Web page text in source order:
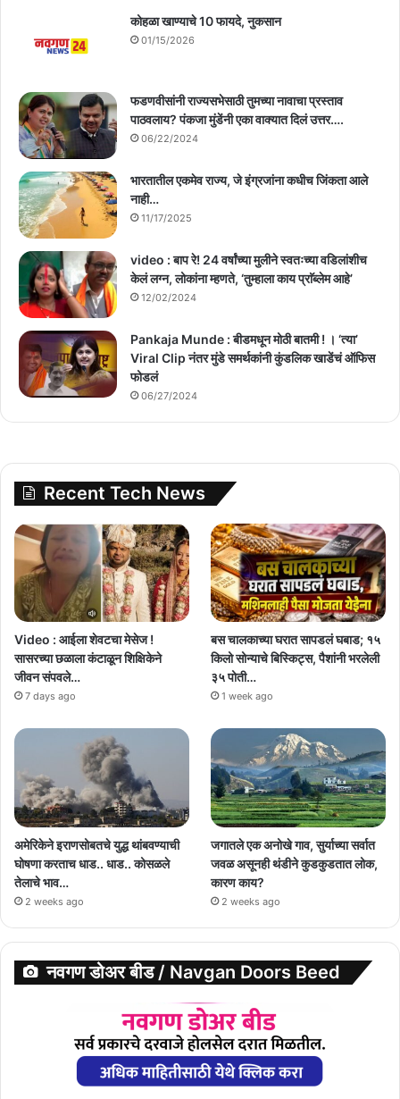
कोहळा खाण्याचे 10 फायदे, नुकसान
01/15/2026
फडणवीसांनी राज्यसभेसाठी तुमच्या नावाचा प्रस्ताव
पाठवलाय? पंकजा मुंडेंनी एका वाक्यात दिलं उत्तर….
06/22/2024
भारतातील एकमेव राज्य, जे इंग्रजांना कधीच जिंकता आले
नाही…
11/17/2025
video : बाप रे! 24 वर्षांच्या मुलीने स्वतःच्या वडिलांशीच
केलं लग्न, लोकांना म्हणते, ‘तुम्हाला काय प्राॅब्लेम आहे’
12/02/2024
Pankaja Munde : बीडमधून मोठी बातमी ! । ‘त्या’
Viral Clip नंतर मुंडे समर्थकांनी कुंडलिक खाडेंचं ऑफिस
फोडलं
06/27/2024
Recent Tech News
Video : आईला शेवटचा मेसेज !
सासरच्या छळाला कंटाळून शिक्षिकेने
जीवन संपवले…
7 days ago
बस चालकाच्या घरात सापडलं घबाड; १५
किलो सोन्याचे बिस्किट्स, पैशांनी भरलेली
३५ पोती…
1 week ago
अमेरिकेने इराणसोबतचे युद्ध थांबवण्याची
घोषणा करताच धाड.. धाड.. कोसळले
तेलाचे भाव…
2 weeks ago
जगातले एक अनोखे गाव, सुर्याच्या सर्वात
जवळ असूनही थंडीने कुडकुडतात लोक,
कारण काय?
2 weeks ago
नवगण डोअर बीड / Navgan Doors Beed